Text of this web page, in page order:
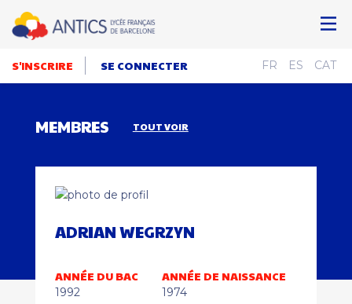
S'INSCRIRE SE CONNECTER FR ES CAT
MEMBRES TOUT VOIR
ADRIAN WEGRZYN
ANNÉE DU BAC
1992
ANNÉE DE NAISSANCE
1974